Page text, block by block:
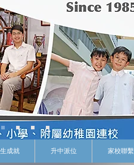
成就 升中派位 家校聯繫